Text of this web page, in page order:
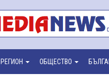
РЕГИОН ОБЩЕСТВО